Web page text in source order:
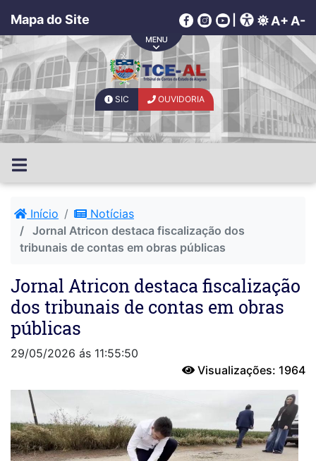
Mapa do Site A+ A-
SIC OUVIDORIA
Início
Notícias
Jornal Atricon destaca fiscalização dos
tribunais de contas em obras públicas
Jornal Atricon destaca fiscalização
dos tribunais de contas em obras
públicas
29/05/2026 ás 11:55:50
Visualizações: 1964